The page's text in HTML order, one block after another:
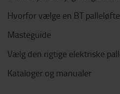
Hvorfor vælge en BT
Masteguide
Vælg den rigtige elektriske
Kataloger og manualer